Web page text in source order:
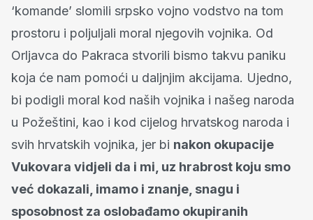
‘komande’ slomili srpsko vojno vodstvo na tom
prostoru i poljuljali moral njegovih vojnika. Od
Orljavca do Pakraca stvorili bismo takvu paniku
koja će nam pomoći u daljnjim akcijama. Ujedno,
bi podigli moral kod naših vojnika i našeg naroda
u Požeštini, kao i kod cijelog hrvatskog naroda i
svih hrvatskih vojnika, jer bi nakon okupacije
Vukovara vidjeli da i mi, uz hrabrost koju smo
već dokazali, imamo i znanje, snagu i
sposobnost za oslobađamo okupiranih